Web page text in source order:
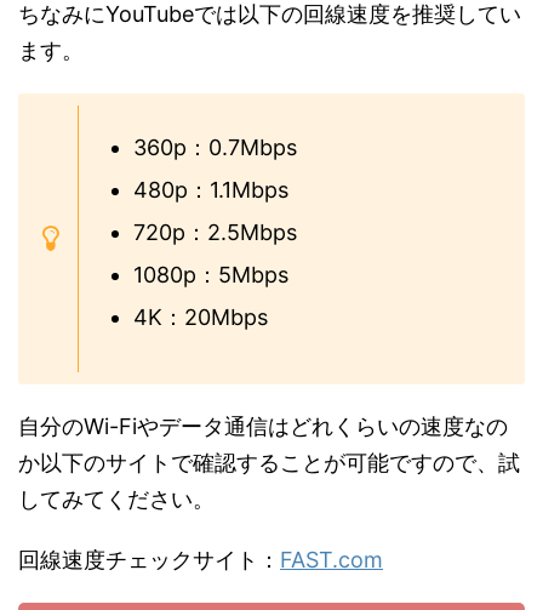
ちなみにYouTubeでは以下の回線速度を推奨してい
ます。
360p：0.7Mbps
480p：1.1Mbps
720p：2.5Mbps
1080p：5Mbps
4K：20Mbps
自分のWi-Fiやデータ通信はどれくらいの速度なの
か以下のサイトで確認することが可能ですので、試
してみてください。
回線速度チェックサイト： FAST.com